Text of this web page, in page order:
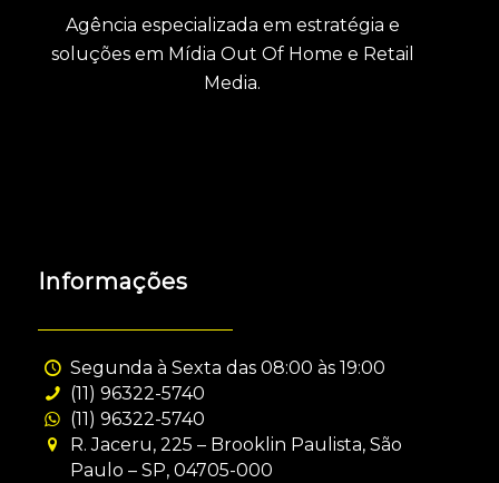
Agência especializada em estratégia e
soluções em Mídia Out Of Home e Retail
Media.
Informações
Segunda à Sexta das 08:00 às 19:00
(11) 96322-5740
(11) 96322-5740
R. Jaceru, 225 – Brooklin Paulista, São
Paulo – SP, 04705-000